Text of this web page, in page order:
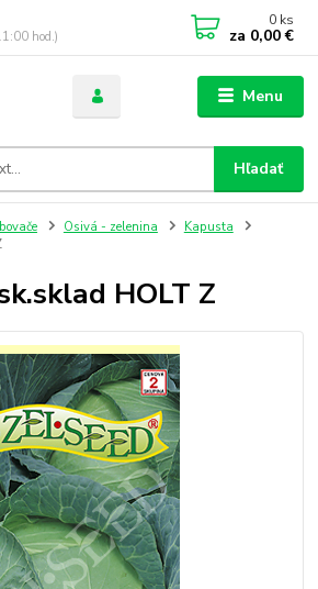
Menu
Hľadať
hod.)
0 ks
za 0,00 €
Osivá - zelenina
Kapusta
HOLT Z